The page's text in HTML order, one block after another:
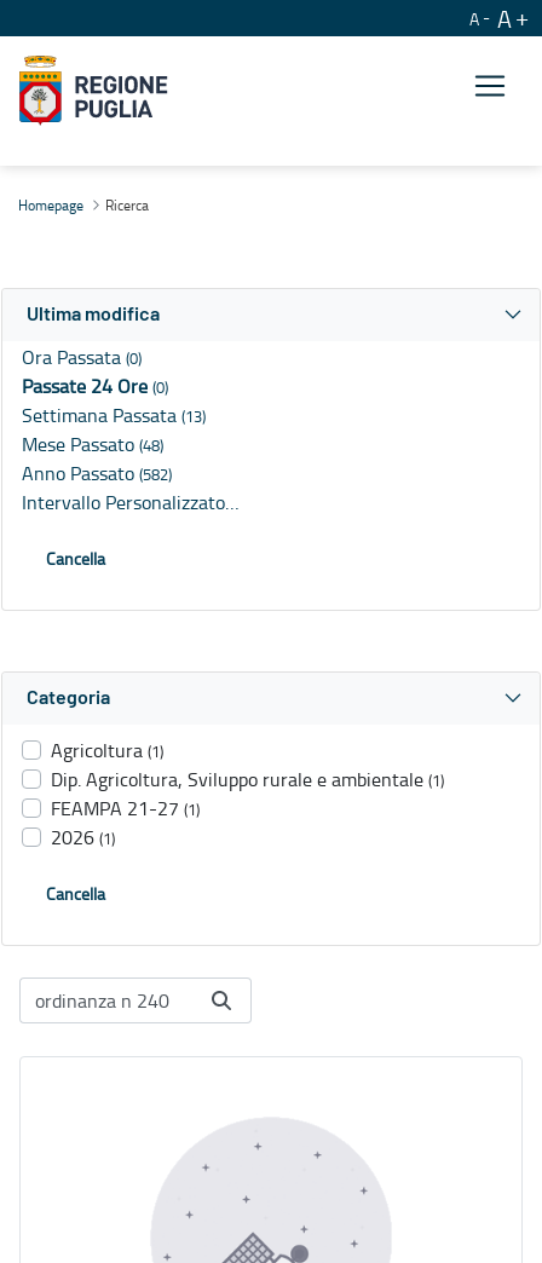
A A
Homepage Ricerca
Ultima modifica
Ora Passata (0)
Passate 24 Ore (0)
Settimana Passata (13)
Mese Passato (48)
Anno Passato (582)
Intervallo Personalizzato…
Cancella
Categoria
Agricoltura (1)
Dip. Agricoltura, Sviluppo rurale e ambientale (1)
FEAMPA 21-27 (1)
2026 (1)
Cancella